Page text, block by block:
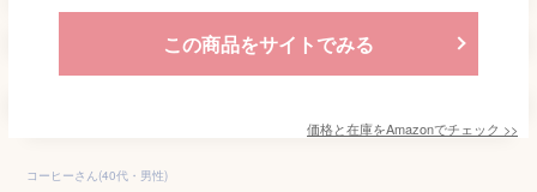
この商品をサイトでみる
価格と在庫をAmazonでチェック >>
コーヒーさん(40代・男性)